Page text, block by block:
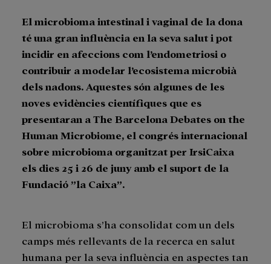
El microbioma intestinal i vaginal de la dona
té una gran influència en la seva salut i pot
incidir en afeccions com l’endometriosi o
contribuir a modelar l’ecosistema microbià
dels nadons. Aquestes són algunes de les
noves evidències científiques que es
presentaran a The Barcelona Debates on the
Human Microbiome, el congrés internacional
sobre microbioma organitzat per IrsiCaixa
els dies 25 i 26 de juny amb el suport de la
Fundació ”la Caixa”.
El microbioma s’ha consolidat com un dels
camps més rellevants de la recerca en salut
humana per la seva influència en aspectes tan